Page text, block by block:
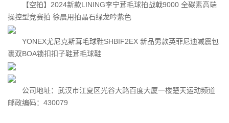
【空拍】2024新款LINING李宁茸毛球拍战戟9000 全碳素高端
操控型竞赛拍 徐晨用拍晶石绿龙吟紫色
YONEX尤尼克斯茸毛球鞋SHBIF2EX 新品男款英菲尼迪减震包
裹双BOA锁扣扣子鞋茸毛球鞋
公司地址：武汉市江夏区光谷大路百度大厦一楼楚天运动频道
邮政编码：430079